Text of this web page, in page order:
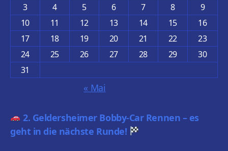
3
4 5 6 7 8
9
10
11 12 13 14 15
16
17
18 19 20 21 22
23
24
25 26 27 28 29
30
31
« Mai
2. Geldersheimer Bobby-Car Rennen – es
geht in die nächste Runde!